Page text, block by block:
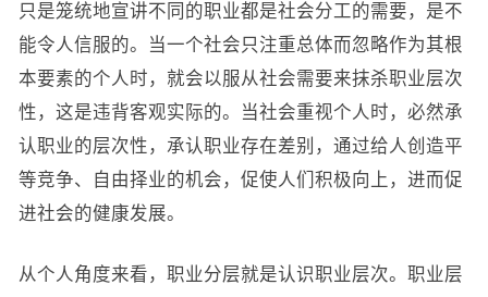
只是笼统地宣讲不同的职业都是社会分工的需要，是不
能令人信服的。当一个社会只注重总体而忽略作为其根
本要素的个人时，就会以服从社会需要来抹杀职业层次
性，这是违背客观实际的。当社会重视个人时，必然承
认职业的层次性，承认职业存在差别，通过给人创造平
等竞争、自由择业的机会，促使人们积极向上，进而促
进社会的健康发展。
从个人角度来看，职业分层就是认识职业层次。职业层